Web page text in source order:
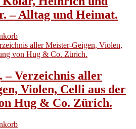
– Alltag und Heimat.
– Verzeichnis aller
Violen, Celli aus der
Hug & Co. Zürich.